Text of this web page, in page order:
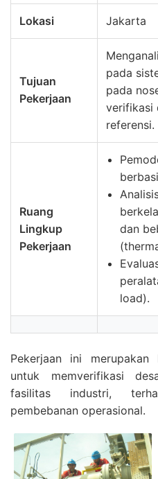
Lokasi Jakarta
Tujuan
Pekerjaan
pada
pada
verifikasi
referensi.
Ruang
Lingkup
Pekerjaan
dan
load).
Pekerjaan ini merupakan
untuk memverifikasi
fasilitas industri,
pembebanan operasional.